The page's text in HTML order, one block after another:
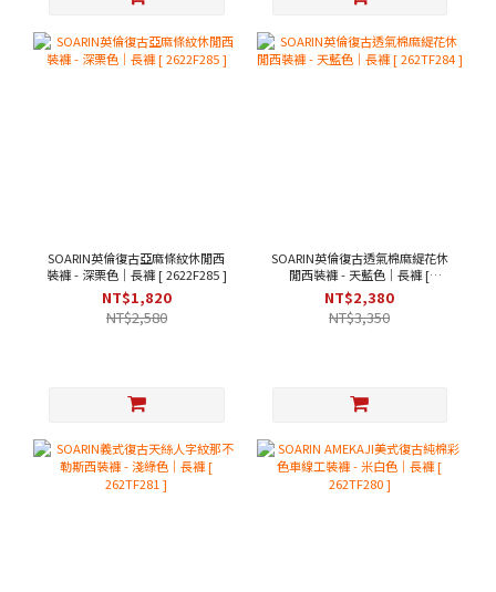
SOARIN英倫復古亞麻條紋休閒西
裝褲 - 深栗色｜長褲 [ 2622F285 ]
NT$1,820
NT$2,580
SOARIN英倫復古透氣棉麻緹花休
閒西裝褲 - 天藍色｜長褲 [
262TF284 ]
NT$2,380
NT$3,350